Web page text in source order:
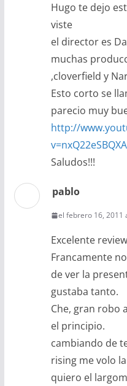
Hugo te dejo
viste
el director es
muchas
,cloverfield y
Esto corto se
parecio muy
http://
Saludos!!!
pablo
el febrero 16, 2011
Excelente
Francamente
de ver la
gustaba tanto.
Che, gran robo
el principio.
cambiando de
rising me volo
quiero el